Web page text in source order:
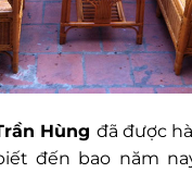
Hùng đã được
đến bao năm